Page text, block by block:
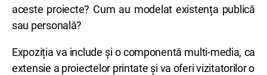
aceste proiecte? Cum au modelat existența publică
sau personală?
Expoziția va include și o componentă multi-media, ca
extensie a proiectelor printate și va oferi vizitatorilor o